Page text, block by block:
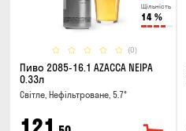
Щільність
14 %
(0)
Пиво 2085-16.1 AZACCA NEIPA
0.33л
Світле, Нефільтроване, 5.7°